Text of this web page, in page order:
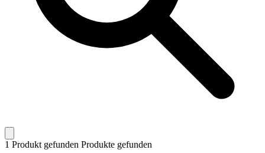
1 Produkt gefunden Produkte gefunden